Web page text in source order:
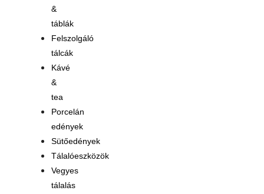
&
táblák
Felszolgáló
tálcák
Kávé
&
tea
Porcelán
edények
Sütőedények
Tálalóeszközök
Vegyes
tálalás